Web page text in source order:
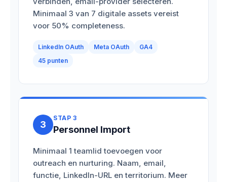
Minimaal 3 van 7 digitale assets vereist
voor 50% completeness.
LinkedIn OAuth Meta OAuth
GA4
45 punten
3
STAP 3
Personnel Import
Minimaal 1 teamlid toevoegen voor
outreach en nurturing. Naam, email,
functie, LinkedIn-URL en territorium. Meer